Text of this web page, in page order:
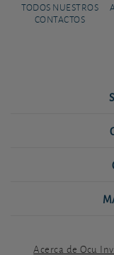
TODOS NUESTROS
CONTACTOS
Acerca de Ocu